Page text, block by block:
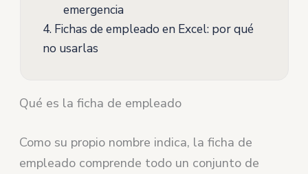
emergencia
4.Fichas de empleado en Excel: por qué
no usarlas
Qué es la ficha de empleado
Como su propio nombre indica, la ficha de
empleado comprende todo un conjunto de